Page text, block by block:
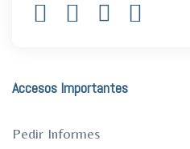
Accesos Importantes
Pedir Informes